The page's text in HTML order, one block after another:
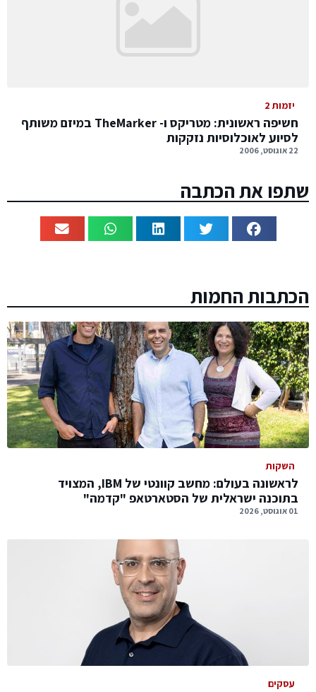
יזמות 2
חשיפה ראשונית: מטריקס ו- TheMarker במיזם משותף
לסיוע לאוכלוסיות נזקקות
22 אוגוסט, 2006
שתפו את הכתבה
הכתבות החמות
השקות
לראשונה בעולם: מחשב קוונטי של IBM, המצויד
בתוכנה ישראלית של הסטארטאפ "קדמה"
01 אוגוסט, 2026
עסקים